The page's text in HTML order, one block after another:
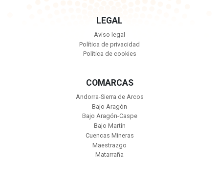
LEGAL
Aviso legal
Política de privacidad
Política de cookies
COMARCAS
Andorra-Sierra de Arcos
Bajo Aragón
Bajo Aragón-Caspe
Bajo Martín
Cuencas Mineras
Maestrazgo
Matarraña